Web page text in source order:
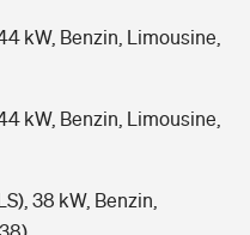
kW, Benzin, Limousine,
kW, Benzin, Limousine,
38 kW, Benzin,